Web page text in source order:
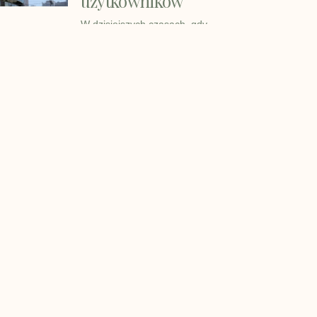
W dzisiejszych czasach, gdy